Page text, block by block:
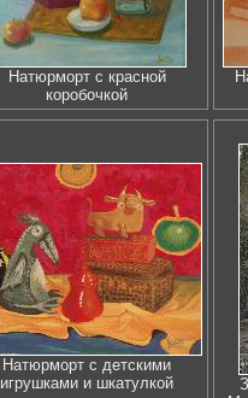
Натюрморт с красной
коробочкой
Натюрморт с детскими
игрушками и шкатулкой